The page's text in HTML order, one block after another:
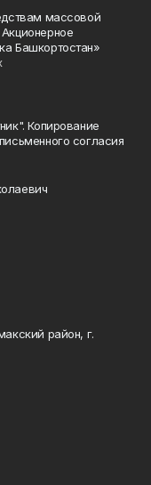
массовой
Башкортостан»
Копирование
согласия
район, г.